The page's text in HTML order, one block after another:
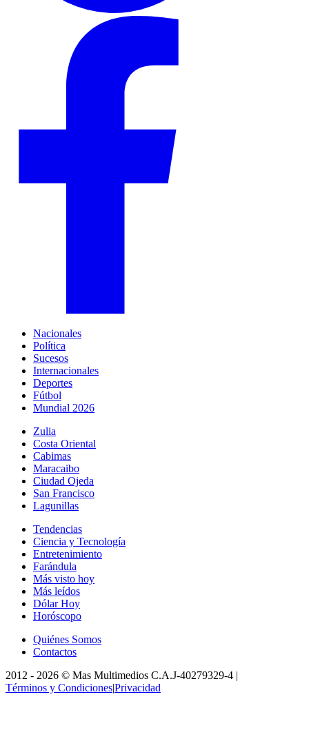
Nacionales
Política
Sucesos
Internacionales
Deportes
Fútbol
Mundial 2026
Zulia
Costa Oriental
Cabimas
Maracaibo
Ciudad Ojeda
San Francisco
Lagunillas
Tendencias
Ciencia y Tecnología
Entretenimiento
Farándula
Más visto hoy
Más leídos
Dólar Hoy
Horóscopo
Quiénes Somos
Contactos
2012 - 2026 © Mas Multimedios C.A.J-40279329-4 |
Términos y Condiciones|Privacidad